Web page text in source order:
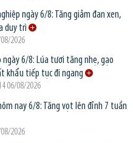
ngày 6/8: Tăng giảm đan xen,
duy trì
2026
ngày 6/8: Lúa tươi tăng nhẹ, gạo
khẩu tiếp tục đi ngang
06/08/2026
nay 6/8: Tăng vọt lên đỉnh 7 tuần
2026